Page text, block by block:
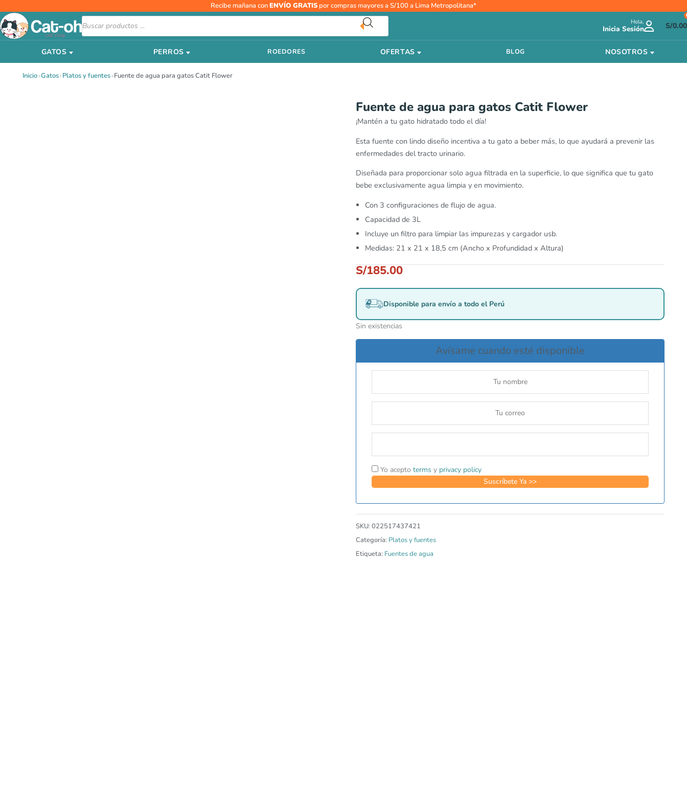
al
contenido
Recibe mañana conENVÍO GRATIS por compras mayores a S/100 a Lima Metropolitana*
Búsqueda
de
productos
Hola,
Inicia Sesión S/0.00
GATOS PERROS ROEDORES OFERTAS BLOG NOSOTROS
Inicio›Gatos›Platos y fuentes›Fuente de agua para gatos Catit Flower
Fuente de agua para gatos Catit Flower
¡Mantén a tu gato hidratado todo el día!
Esta fuente con lindo diseño incentiva a tu gato a beber más, lo que ayudará a prevenir las
enfermedades del tracto urinario.
Diseñada para proporcionar solo agua filtrada en la superficie, lo que significa que tu gato
bebe exclusivamente agua limpia y en movimiento.
Con 3 configuraciones de flujo de agua.
Capacidad de 3L
Incluye un filtro para limpiar las impurezas y cargador usb.
Medidas: 21 x 21 x 18,5 cm (Ancho x Profundidad x Altura)
S/185.00
Disponible para envío a todo el Perú
Sin existencias
Avísame cuando esté disponible
Yo acepto terms y privacy policy
SKU: 022517437421
Categoría: Platos y fuentes
Etiqueta: Fuentes de agua